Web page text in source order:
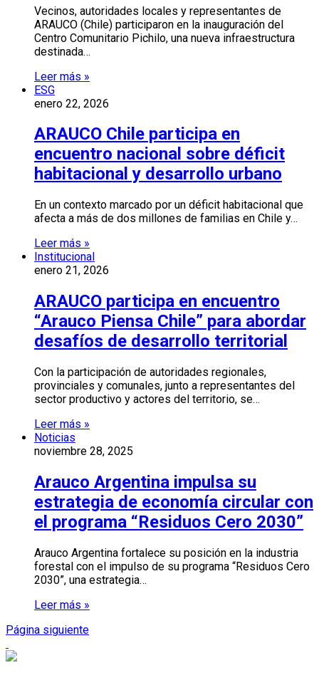
Vecinos, autoridades locales y representantes de
ARAUCO (Chile) participaron en la inauguración del
Centro Comunitario Pichilo, una nueva infraestructura
destinada…
Leer más »
ESG
enero 22, 2026
ARAUCO Chile participa en
encuentro nacional sobre déficit
habitacional y desarrollo urbano
En un contexto marcado por un déficit habitacional que
afecta a más de dos millones de familias en Chile y…
Leer más »
Institucional
enero 21, 2026
ARAUCO participa en encuentro
“Arauco Piensa Chile” para abordar
desafíos de desarrollo territorial
Con la participación de autoridades regionales,
provinciales y comunales, junto a representantes del
sector productivo y actores del territorio, se…
Leer más »
Noticias
noviembre 28, 2025
Arauco Argentina impulsa su
estrategia de economía circular con
el programa “Residuos Cero 2030”
Arauco Argentina fortalece su posición en la industria
forestal con el impulso de su programa “Residuos Cero
2030”, una estrategia…
Leer más »
Página siguiente